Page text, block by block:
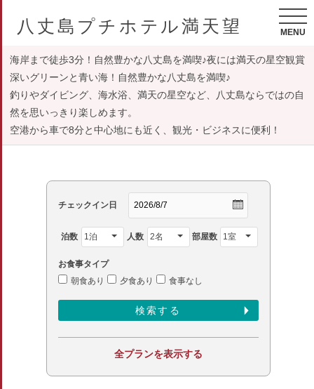
八丈島プチホテル満天望 MENU
海岸まで徒歩3分！自然豊かな八丈島を満喫♪夜には満天の星空観賞
深いグリーンと青い海！自然豊かな八丈島を満喫♪
釣りやダイビング、海水浴、満天の星空など、八丈島ならではの自
然を思いっきり楽しめます。
空港から車で8分と中心地にも近く、観光・ビジネスに便利！
チェックイン日
泊数 人数 部屋数
お食事タイプ
朝食あり
夕食あり 食事なし
全プランを表示する